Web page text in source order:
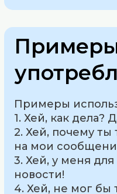
Примеры
1. Хей, как дела?
2. Хей, почему ты
на мои
3. Хей, у меня
новости!
4. Хей, не мог бы